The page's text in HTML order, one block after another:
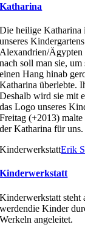
Katharina
Die heilige Katharina
unseres
Alexandrien/
nach soll man sie,
einen Hang hinab
Katharinaüberlebte.
Deshalb wird sie mit
das Logo unseres
Freitag (+2013)
der Katharina für
KinderwerkstattErik
Kinderwerkstatt
Kinderwerkstatt steht
werdendie Kinder
Werkeln angeleitet.